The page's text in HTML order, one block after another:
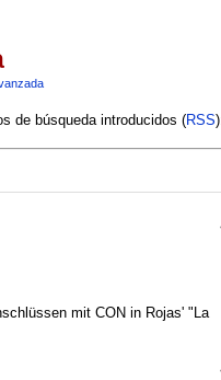
de búsqueda introducidos (RSS
mit CON in Rojas' "La